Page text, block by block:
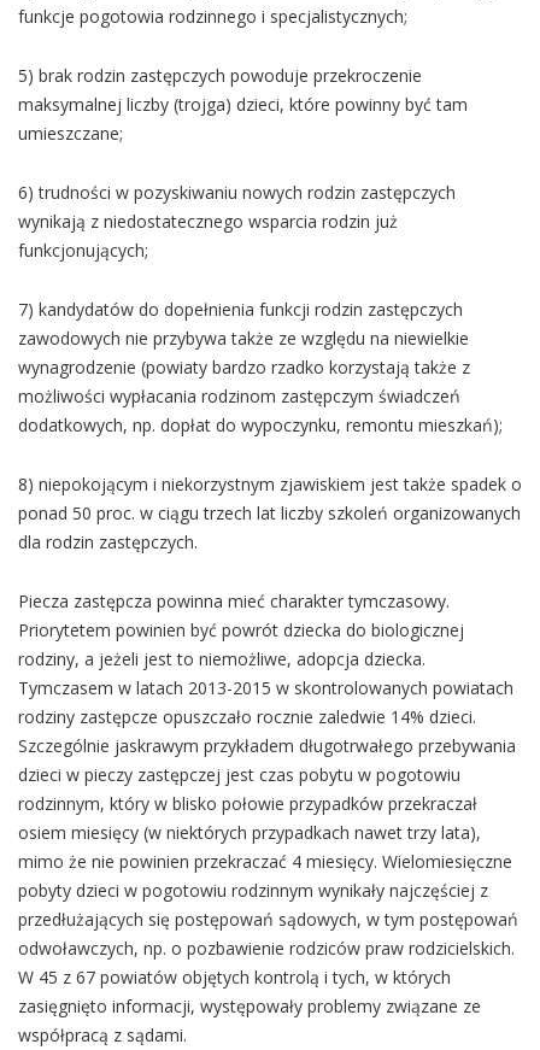
funkcje pogotowia rodzinnego i specjalistycznych;
5) brak rodzin zastępczych powoduje przekroczenie
maksymalnej liczby (trojga) dzieci, które powinny być tam
umieszczane;
6) trudności w pozyskiwaniu nowych rodzin zastępczych
wynikają z niedostatecznego wsparcia rodzin już
funkcjonujących;
7) kandydatów do dopełnienia funkcji rodzin zastępczych
zawodowych nie przybywa także ze względu na niewielkie
wynagrodzenie (powiaty bardzo rzadko korzystają także z
możliwości wypłacania rodzinom zastępczym świadczeń
dodatkowych, np. dopłat do wypoczynku, remontu mieszkań);
8) niepokojącym i niekorzystnym zjawiskiem jest także spadek o
ponad 50 proc. w ciągu trzech lat liczby szkoleń organizowanych
dla rodzin zastępczych.
Piecza zastępcza powinna mieć charakter tymczasowy.
Priorytetem powinien być powrót dziecka do biologicznej
rodziny, a jeżeli jest to niemożliwe, adopcja dziecka.
Tymczasem w latach 2013-2015 w skontrolowanych powiatach
rodziny zastępcze opuszczało rocznie zaledwie 14% dzieci.
Szczególnie jaskrawym przykładem długotrwałego przebywania
dzieci w pieczy zastępczej jest czas pobytu w pogotowiu
rodzinnym, który w blisko połowie przypadków przekraczał
osiem miesięcy (w niektórych przypadkach nawet trzy lata),
mimo że nie powinien przekraczać 4 miesięcy. Wielomiesięczne
pobyty dzieci w pogotowiu rodzinnym wynikały najczęściej z
przedłużających się postępowań sądowych, w tym postępowań
odwoławczych, np. o pozbawienie rodziców praw rodzicielskich.
W 45 z 67 powiatów objętych kontrolą i tych, w których
zasięgnięto informacji, występowały problemy związane ze
współpracą z sądami.